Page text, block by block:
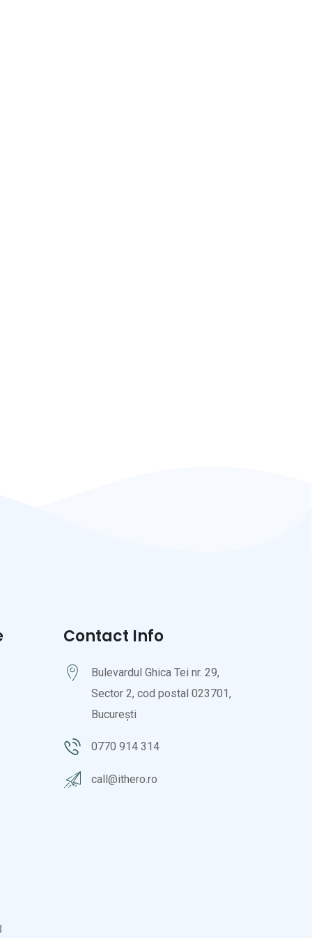
Contact Info
Bulevardul Ghica Tei nr. 29,
Sector 2, cod postal 023701,
București
0770 914 314
call@ithero.ro